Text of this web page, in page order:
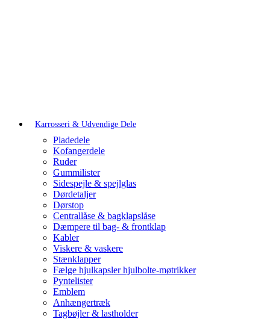
Karrosseri & Udvendige Dele
Pladedele
Kofangerdele
Ruder
Gummilister
Sidespejle & spejlglas
Dørdetaljer
Dørstop
Centrallåse & bagklapslåse
Dæmpere til bag- & frontklap
Kabler
Viskere & vaskere
Stænklapper
Fælge hjulkapsler hjulbolte-møtrikker
Pyntelister
Emblem
Anhængertræk
Tagbøjler & lastholder